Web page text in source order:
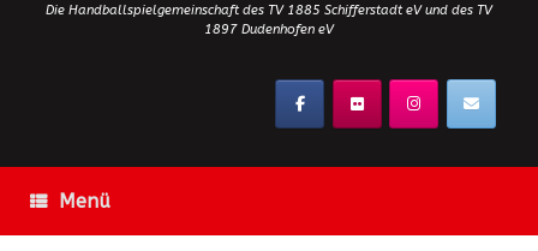
Die Handballspielgemeinschaft des TV 1885 Schifferstadt eV und des TV
1897 Dudenhofen eV
Menü